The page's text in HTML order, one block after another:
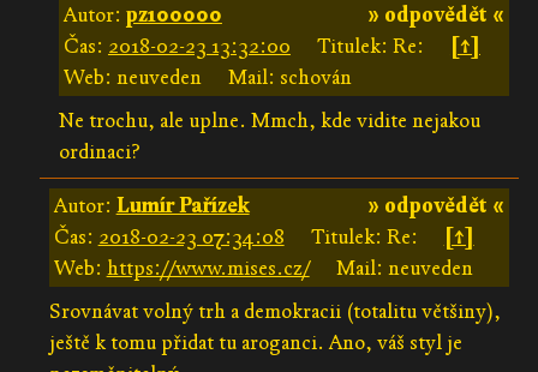
» odpovědět «
Autor: pz100000
Čas: 2018-02-23 13:32:00 Titulek: Re:
[↑]
Web: neuveden
Mail: schován
Ne trochu, ale uplne. Mmch, kde vidite nejakou
ordinaci?
» odpovědět «
Autor: Lumír Pařízek
Čas: 2018-02-23 07:34:08 Titulek: Re:
[↑]
Web: https://www.mises.cz/
Mail: neuveden
Srovnávat volný trh a demokracii (totalitu většiny),
ještě k tomu přidat tu aroganci. Ano, váš styl je